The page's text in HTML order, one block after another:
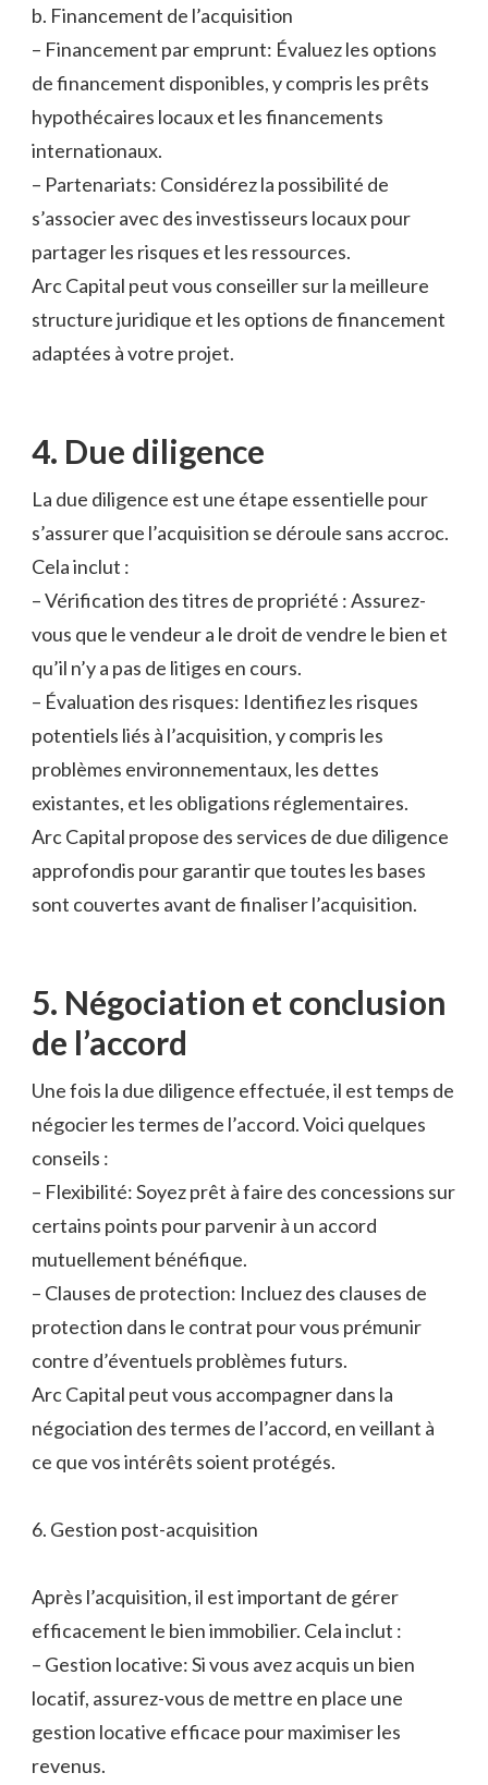
b. Financement de l’acquisition
– Financement par emprunt: Évaluez les options
de financement disponibles, y compris les prêts
hypothécaires locaux et les financements
internationaux.
– Partenariats: Considérez la possibilité de
s’associer avec des investisseurs locaux pour
partager les risques et les ressources.
Arc Capital peut vous conseiller sur la meilleure
structure juridique et les options de financement
adaptées à votre projet.
4. Due diligence
La due diligence est une étape essentielle pour
s’assurer que l’acquisition se déroule sans accroc.
Cela inclut :
– Vérification des titres de propriété : Assurez-
vous que le vendeur a le droit de vendre le bien et
qu’il n’y a pas de litiges en cours.
– Évaluation des risques: Identifiez les risques
potentiels liés à l’acquisition, y compris les
problèmes environnementaux, les dettes
existantes, et les obligations réglementaires.
Arc Capital propose des services de due diligence
approfondis pour garantir que toutes les bases
sont couvertes avant de finaliser l’acquisition.
5. Négociation et conclusion
de l’accord
Une fois la due diligence effectuée, il est temps de
négocier les termes de l’accord. Voici quelques
conseils :
– Flexibilité: Soyez prêt à faire des concessions sur
certains points pour parvenir à un accord
mutuellement bénéfique.
– Clauses de protection: Incluez des clauses de
protection dans le contrat pour vous prémunir
contre d’éventuels problèmes futurs.
Arc Capital peut vous accompagner dans la
négociation des termes de l’accord, en veillant à
ce que vos intérêts soient protégés.
6. Gestion post-acquisition
Après l’acquisition, il est important de gérer
efficacement le bien immobilier. Cela inclut :
– Gestion locative: Si vous avez acquis un bien
locatif, assurez-vous de mettre en place une
gestion locative efficace pour maximiser les
revenus.